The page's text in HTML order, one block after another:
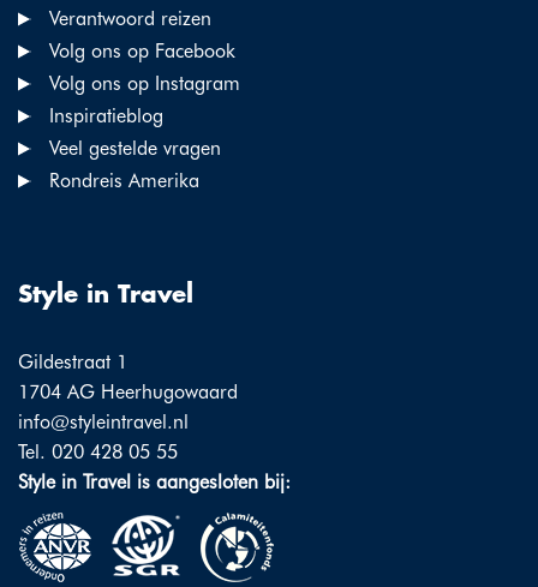
Verantwoord reizen
Volg ons op Facebook
Volg ons op Instagram
Inspiratieblog
Veel gestelde vragen
Rondreis Amerika
Style in Travel
Gildestraat 1
1704 AG Heerhugowaard
info@styleintravel.nl
Tel. 020 428 05 55
Style in Travel is aangesloten bij: